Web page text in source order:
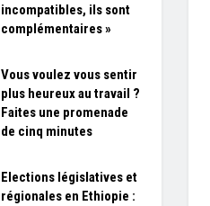
incompatibles, ils sont
complémentaires »
Vous voulez vous sentir
plus heureux au travail ?
Faites une promenade
de cinq minutes
Elections législatives et
régionales en Ethiopie :